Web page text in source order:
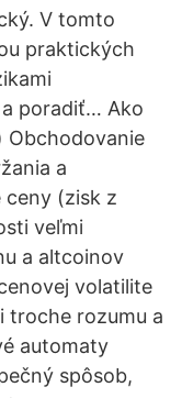
V tomto
praktických
poradiť… Ako
Obchodovanie
a
ceny (zisk z
veľmi
a altcoinov
volatilite
troche rozumu a
automaty
spôsob,